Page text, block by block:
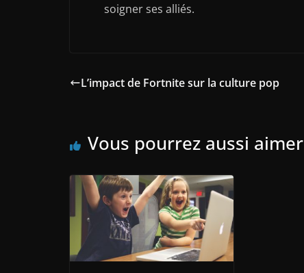
soigner ses alliés.
L’impact de Fortnite sur la culture pop
Vous pourrez aussi aimer